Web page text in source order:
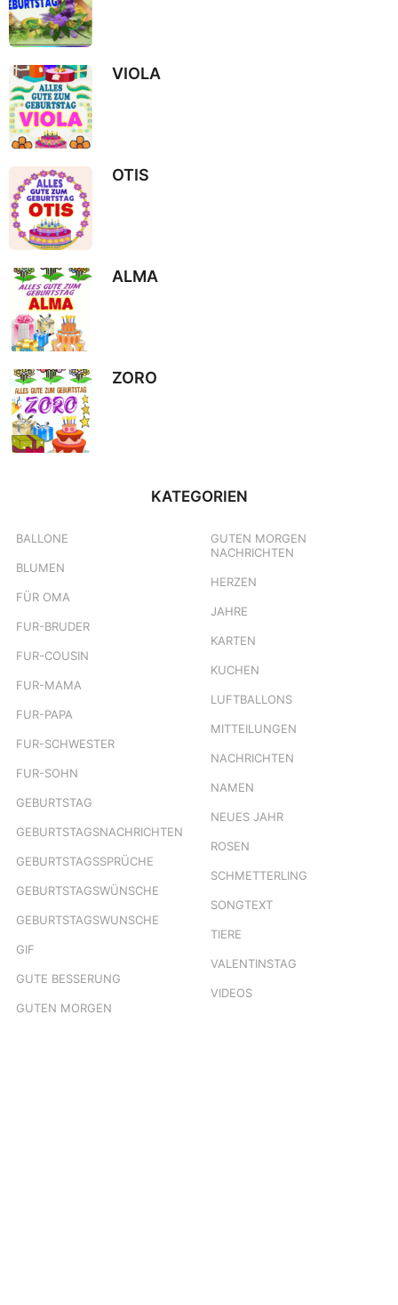
VIOLA
OTIS
ALMA
ZORO
KATEGORIEN
BALLONE
BLUMEN
FÜR OMA
FUR-BRUDER
FUR-COUSIN
FUR-MAMA
FUR-PAPA
FUR-SCHWESTER
FUR-SOHN
GEBURTSTAG
GEBURTSTAGSNACHRICHTEN
GEBURTSTAGSSPRÜCHE
GEBURTSTAGSWÜNSCHE
GEBURTSTAGSWUNSCHE
GIF
GUTE BESSERUNG
GUTEN MORGEN
GUTEN MORGEN
NACHRICHTEN
HERZEN
JAHRE
KARTEN
KUCHEN
LUFTBALLONS
MITTEILUNGEN
NACHRICHTEN
NAMEN
NEUES JAHR
ROSEN
SCHMETTERLING
SONGTEXT
TIERE
VALENTINSTAG
VIDEOS